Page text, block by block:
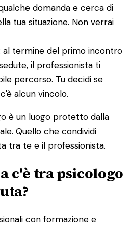
domanda e cerca di
tua situazione. Non verrai
al termine del primo incontro
il professionista ti
percorso. Tu decidi se
alcun vincolo.
è un luogo protetto dalla
Quello che condividi
tra te e il professionista.
c'è tra psicologo
con formazione e